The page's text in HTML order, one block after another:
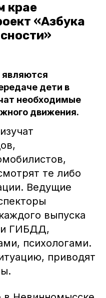
крае
«Азбука
дети в
необходимые
движения.
те либо
Ведущие
выпуска
ГИБДД,
психологами.
приводят